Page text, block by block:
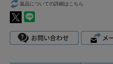
返品についての詳細はこちら